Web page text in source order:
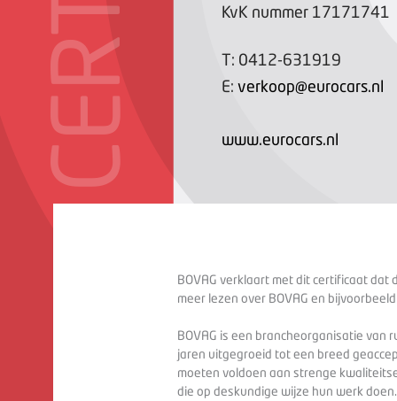
KvK nummer 17171741
T: 0412-631919
E: verkoop@eurocars.nl
www.eurocars.nl
BOVAG verklaart met dit certificaat dat
meer lezen over BOVAG en
BOVAG is een brancheorganisatie van
jaren uitgegroeid tot een breed
moeten voldoen aan strenge
die op deskundige wijze hun werk